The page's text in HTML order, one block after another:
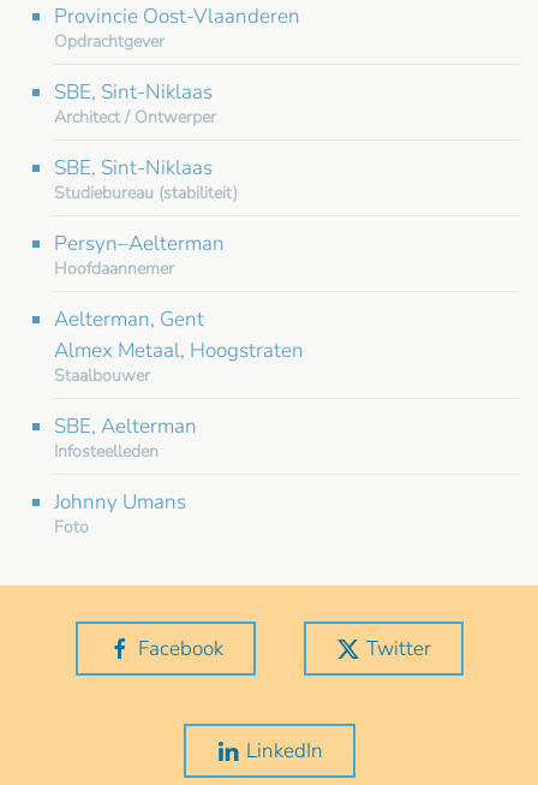
Provincie Oost-Vlaanderen
Opdrachtgever
SBE, Sint-Niklaas
Architect / Ontwerper
SBE, Sint-Niklaas
Studiebureau (stabiliteit)
Persyn–Aelterman
Hoofdaannemer
Aelterman, Gent
Almex Metaal, Hoogstraten
Staalbouwer
SBE, Aelterman
Infosteelleden
Johnny Umans
Foto
Facebook Twitter
LinkedIn